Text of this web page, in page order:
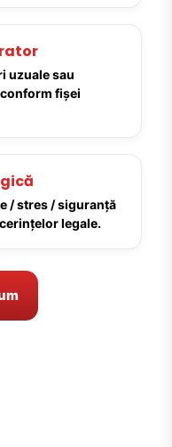
uzuale sau
fișei
/ stres / siguranță
legale.